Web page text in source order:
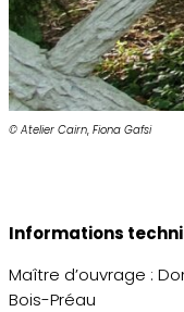
© Atelier Cairn, Fiona Gafsi
Informations
Maître d’ouvrage :
Bois-Préau